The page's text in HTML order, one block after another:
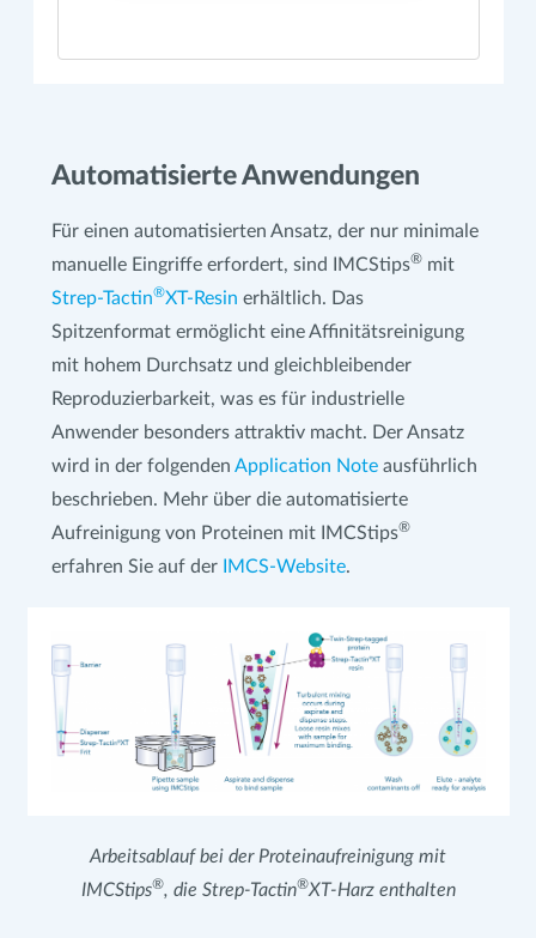
Automatisierte Anwendungen
Für einen automatisierten Ansatz, der nur minimale
manuelle Eingriffe erfordert, sind IMCStips®mit
Strep-Tactin®XT-Resin erhältlich. Das
Spitzenformat ermöglicht eine Affinitätsreinigung
mit hohem Durchsatz und gleichbleibender
Reproduzierbarkeit, was es für industrielle
Anwender besonders attraktiv macht. Der Ansatz
wird in der folgenden Application Noteausführlich
beschrieben. Mehr über die automatisierte
Aufreinigung von Proteinen mit IMCStips®
erfahren Sie auf der IMCS-Website.
Arbeitsablauf bei der Proteinaufreinigung mit
IMCStips®, die Strep-Tactin®XT-Harz enthalten